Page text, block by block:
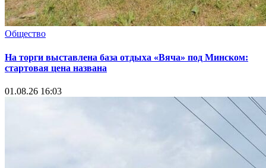
Общество
На торги выставлена база отдыха «Вяча» под Минском:
стартовая цена названа
01.08.26 16:03